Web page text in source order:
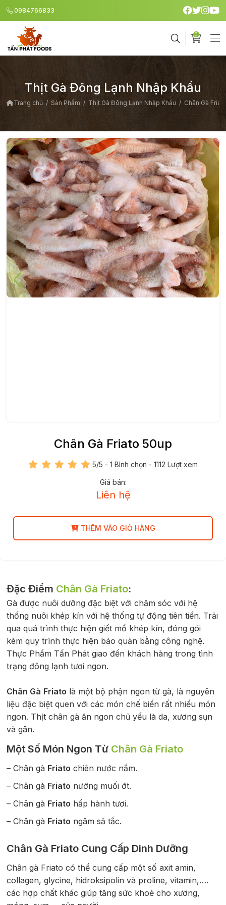
0984766833
0 Giỏ
Thịt Gà Đông Lạnh Nhập Khẩu
Trang chủ Sản Phẩm Thịt Gà Đông Lạnh Nhập Khẩu Chân Gà
Chân Gà Friato 50up
5/5 - 1 Bình chọn - 1112 Lượt xem
Giá bán:
Liên hệ
THÊM VÀO GIỎ HÀNG
Đặc Điểm Chân Gà Friato:
Gà được nuôi dưỡng đặc biệt với chăm sóc với hệ
thống nuôi khép kín với hệ thống tự động tiên tiến. Trải
qua quá trình thực hiện giết mổ khép kín, đóng gói
kèm quy trình thực hiện bảo quản bằng công nghệ.
Thực Phẩm Tấn Phát giao đến khách hàng trong tình
trạng đông lạnh tươi ngon.
Chân Gà Friato là một bộ phận ngon từ gà, là nguyên
liệu đặc biệt quen với các món chế biến rất nhiều món
ngon. Thịt chân gà ăn ngon chủ yếu là da, xương sụn
và gân.
Một Số Món Ngon Từ Chân Gà Friato
– Chân gà Friato chiên nước nắm.
– Chân gà Friato nướng muối ớt.
– Chân gà Friato hấp hành tươi.
– Chân gà Friato ngâm sả tắc.
Chân Gà Friato Cung Cấp Dinh Dưỡng
Chân gà Friato có thể cung cấp một số axit amin,
collagen, glycine, hidroksipolin và proline, vitamin,….
các hợp chất khác giúp tăng sức khoẻ cho xương,